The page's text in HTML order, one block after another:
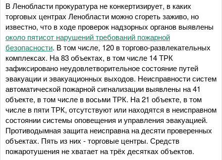
В Ленобласти прокуратура не конкертизирует, в каких
торговых центрах Ленобласти можно сгореть заживо, но
известно, что в ходе проверок надзорных органов выявлены
около пятисот нарушений требований пожарной
безопасности. В том числе, 120 в торгово-развлекательных
комплексах. На 83 объектах, в том числе 14 ТРК
зафиксировано неудовлетворительное состояние путей
эвакуации и эвакуационных выходов. Неисправности систем
автоматической пожарной сигнализации выявлены на 41
объекте, в том числе в восьми ТРК. На 21 объекте, в том
числе в пяти ТРК, отсутствуют или находятся в неисправном
состоянии системы оповещения и управления эвакуацией.
Противодымная защита неисправна на десяти проверенных
объектах. Пять из них - торговые центры. Средств
пожаротушения не хватает на трёх десятках объектов.